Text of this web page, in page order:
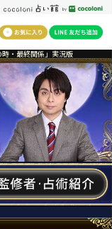
・最終関係」実況版